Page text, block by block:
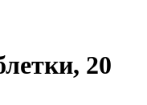
20